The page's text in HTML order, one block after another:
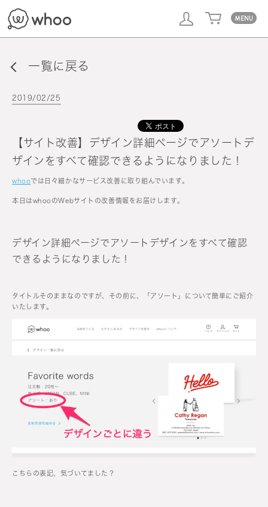
一覧に戻る
2019/02/25
【サイト改善】デザイン詳細ページでアソートデ
ザインをすべて確認できるようになりました！
whooでは日々細かなサービス改善に取り組んでいます。
本日はwhooのWebサイトの改善情報をお届けします。
デザイン詳細ページでアソートデザインをすべて確認
できるようになりました！
タイトルそのままなのですが、その前に、「アソート」について簡単にご紹介
いたします。
こちらの表記、気づいてました？